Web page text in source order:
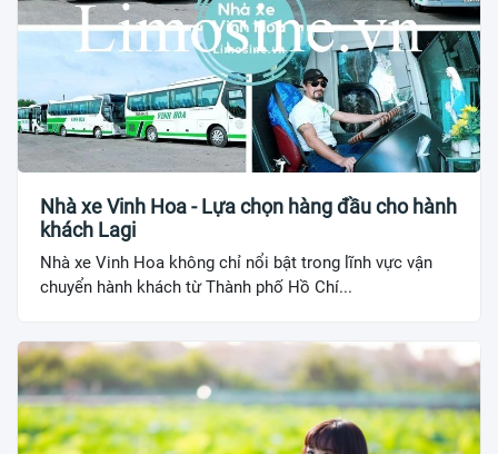
Nhà xe Vinh Hoa - Lựa chọn hàng đầu cho hành
khách Lagi
Nhà xe Vinh Hoa không chỉ nổi bật trong lĩnh vực vận
chuyển hành khách từ Thành phố Hồ Chí...